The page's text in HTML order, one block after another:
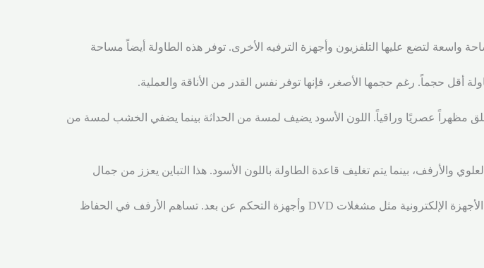
واسعة لتضع عليها التلفزيون وأجهزة الترفيه الأخرى. توفر هذه الطاولة أيضاً مساحة
حجماً. رغم حجمها الأصغر، فإنها توفر نفس القدر من الأناقة والعملية.
مظهراً عصريًا وراقياً. اللون الأسود يضيف لمسة من الحداثة بينما يضفي الخشب لمسة من
والأرفف، بينما يتم تغليف قاعدة الطاولة باللون الأسود. هذا التباين يعزز من جمال
تحتوي الطاولة على أرفف مفتوحة توفر مساحة لتخزين وتنظيم الأجهزة الإلكترونية مثل مشغلات DVD وأجهزة التحكم عن بعد. تساهم الأرفف في الحفاظ